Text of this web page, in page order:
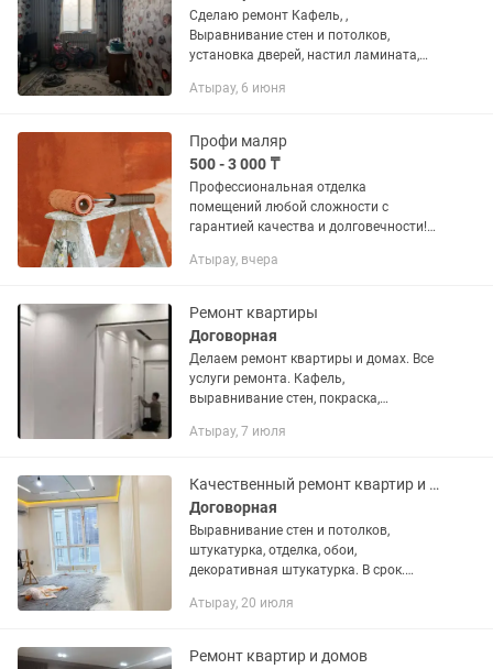
Сделаю ремонт Кафель, ,
Выравнивание стен и потолков,
установка дверей, настил ламината,
монтаж обои ,сантехник.т.д
Атырау, 6 июня
Профи маляр
500 - 3 000 ₸
Профессиональная отделка
помещений любой сложности с
гарантией качества и долговечности!
потолков, выравнивание поверхностей
шпаклевка...
Атырау, вчера
Ремонт квартиры
Договорная
Делаем ремонт квартиры и домах. Все
услуги ремонта. Кафель,
выравнивание стен, покраска,
межкомнатные двери. Штукатурка.
Атырау, 7 июля
Качественный ремонт квартир и офисов
Договорная
Выравнивание стен и потолков,
штукатурка, отделка, обои,
декоративная штукатурка. В срок.
Атырау, 20 июля
Ремонт квартир и домов